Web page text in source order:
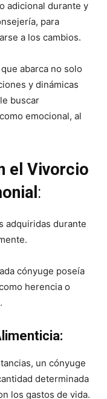
adicional durante y
para
a los cambios.
que abarca no solo
y dinámicas
buscar
emocional, al
el Vivorcio
:
adquiridas durante
cónyuge poseía
herencia o
un cónyuge
determinada
los gastos de vida.